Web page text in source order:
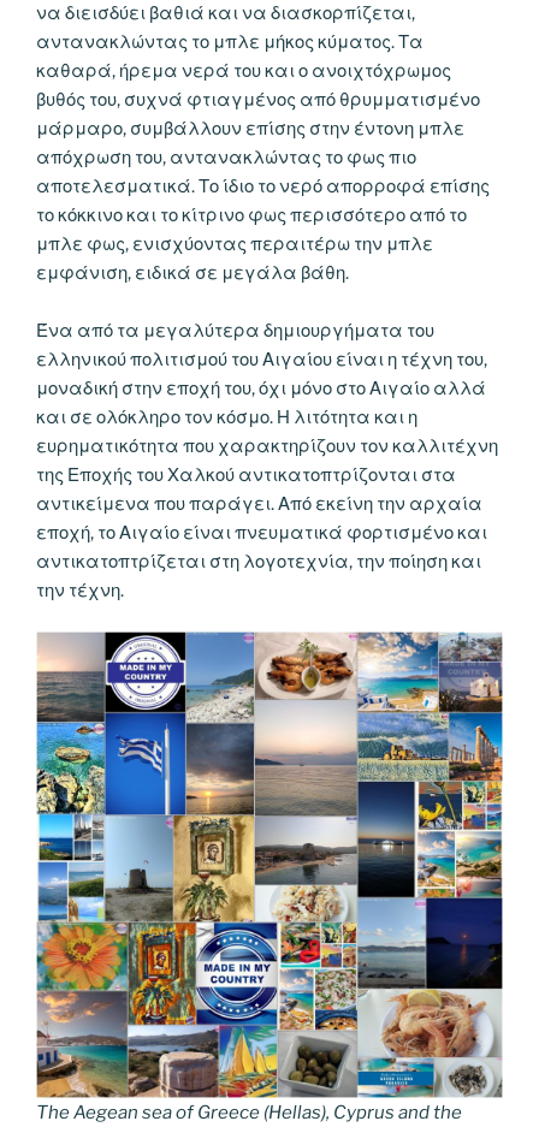
να διεισδύει βαθιά και να διασκορπίζεται,
αντανακλώντας το μπλε μήκος κύματος. Τα
καθαρά, ήρεμα νερά του και ο ανοιχτόχρωμος
βυθός του, συχνά φτιαγμένος από θρυμματισμένο
μάρμαρο, συμβάλλουν επίσης στην έντονη μπλε
απόχρωση του, αντανακλώντας το φως πιο
αποτελεσματικά. Το ίδιο το νερό απορροφά επίσης
το κόκκινο και το κίτρινο φως περισσότερο από το
μπλε φως, ενισχύοντας περαιτέρω την μπλε
εμφάνιση, ειδικά σε μεγάλα βάθη.
Ένα από τα μεγαλύτερα δημιουργήματα του
ελληνικού πολιτισμού του Αιγαίου είναι η τέχνη του,
μοναδική στην εποχή του, όχι μόνο στο Αιγαίο αλλά
και σε ολόκληρο τον κόσμο. Η λιτότητα και η
ευρηματικότητα που χαρακτηρίζουν τον καλλιτέχνη
της Εποχής του Χαλκού αντικατοπτρίζονται στα
αντικείμενα που παράγει. Από εκείνη την αρχαία
εποχή, το Αιγαίο είναι πνευματικά φορτισμένο και
αντικατοπτρίζεται στη λογοτεχνία, την ποίηση και
την τέχνη.
The Aegean sea of Greece (Hellas), Cyprus and the